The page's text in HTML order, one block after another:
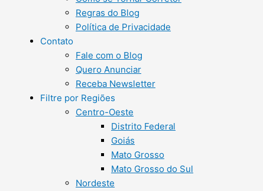
Regras do Blog
Política de Privacidade
Contato
Fale com o Blog
Quero Anunciar
Receba Newsletter
Filtre por Regiões
Centro-Oeste
Distrito Federal
Goiás
Mato Grosso
Mato Grosso do Sul
Nordeste